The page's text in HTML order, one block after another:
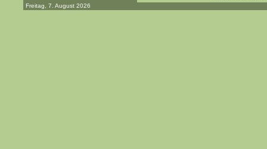
Freitag, 7. August 2026